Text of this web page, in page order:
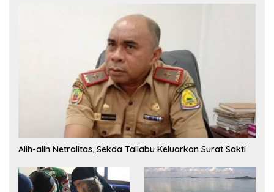
Alih-alih Netralitas, Sekda Taliabu Keluarkan Surat Sakti